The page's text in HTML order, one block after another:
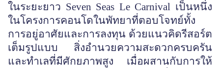
ในระยะยาว Seven Seas Le Carnival เป็นหนึ่ง
ในโครงการคอนโดในพัทยาที่ตอบโจทย์ทั้ง
การอยู่อาศัยและการลงทุน ด้วยแนวคิดรีสอร์ต
เต็มรูปแบบ สิ่งอำนวยความสะดวกครบครัน
และทำเลที่มีศักยภาพสูง เมื่อผสานกับการให้